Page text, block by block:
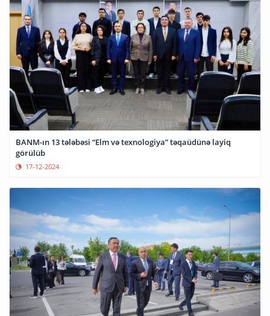
BANM-ın 13 tələbəsi “Elm və texnologiya” təqaüdünə layiq
görülüb
17-12-2024